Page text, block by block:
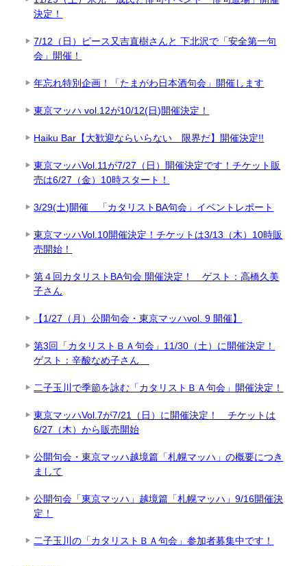
決定！
7/12（日）ピース又吉直樹さんと 下北沢で「安全第一句
会」開催！
年忘れ特別企画！「たまがわ日本酒句会」開催します
東京マッハ vol.12が10/12(日)開催決定！
Haiku Bar【大歓迎ならいらない 限界だ】開催決定!!
東京マッハVol.11が7/27（日）開催決定です！チケット販
売は6/27（金）10時スタート！
3/29(土)開催 「カタリストBA句会」イベントレポート
東京マッハVol.10開催決定！チケットは3/13（木）10時販
売開始！
第４回カタリストBA句会 開催決定！ ゲスト：高橋久美
子さん
【1/27（月）公開句会・東京マッハvol. 9 開催】
第3回「カタリストＢＡ句会」11/30（土）に開催決定！
ゲスト：辛酸なめ子さん
二子玉川で季節を詠む「カタリストＢＡ句会」開催決定！
東京マッハVol.7が7/21（日）に開催決定！ チケットは
6/27（木）から販売開始
公開句会・東京マッハ越境篇「札幌マッハ」の概要につき
まして
公開句会「東京マッハ」越境篇「札幌マッハ」9/16開催決
定！
二子玉川の「カタリストＢＡ句会」参加者募集中です！